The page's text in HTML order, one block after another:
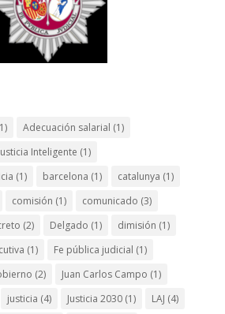
Adecuación salarial (1)
Inteligente (1)
(1) barcelona (1) catalunya (1)
comisión (1) comunicado (3)
(2) Delgado (1) dimisión (1)
(1) Fe pública judicial (1)
(2) Juan Carlos Campo (1)
justicia (4) Justicia 2030(1) LAJ (4)